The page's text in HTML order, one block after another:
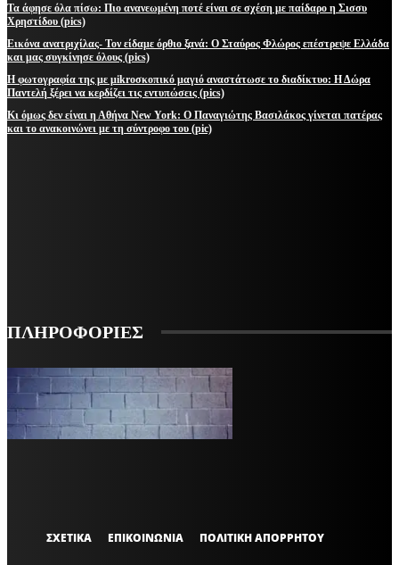
Τα άφησε όλα πίσω: Πιο ανανεωμένη ποτέ είναι σε σχέση με παίδαρο η Σισσυ
Χρηστίδου (pics)
Εικόνα ανατριχίλας- Τον είδαμε όρθιο ξανά: Ο Σταύρος Φλώρος επέστρεψε Ελλάδα
και μας συγκίνησε όλους (pics)
Η φωτογραφία της με μikroσκοπικό μαγιό αναστάτωσε το διαδίκτυο: Η Δώρα
Παντελή ξέρει να κερδίζει τις εντυπώσεις (pics)
Κι όμως δεν είναι η Αθήνα New York: Ο Παναγιώτης Βασιλάκος γίνεται πατέρας
και το ανακοινώνει με τη σύντροφο του (pic)
ΠΛΗΡΟΦΟΡΙΕΣ
VARiEMAi
OFFICIAL
ΣΧΕΤΙΚΑ ΕΠΙΚΟΙΝΩΝΙΑ ΠΟΛΙΤΙΚΗ ΑΠΟΡΡΗΤΟΥ